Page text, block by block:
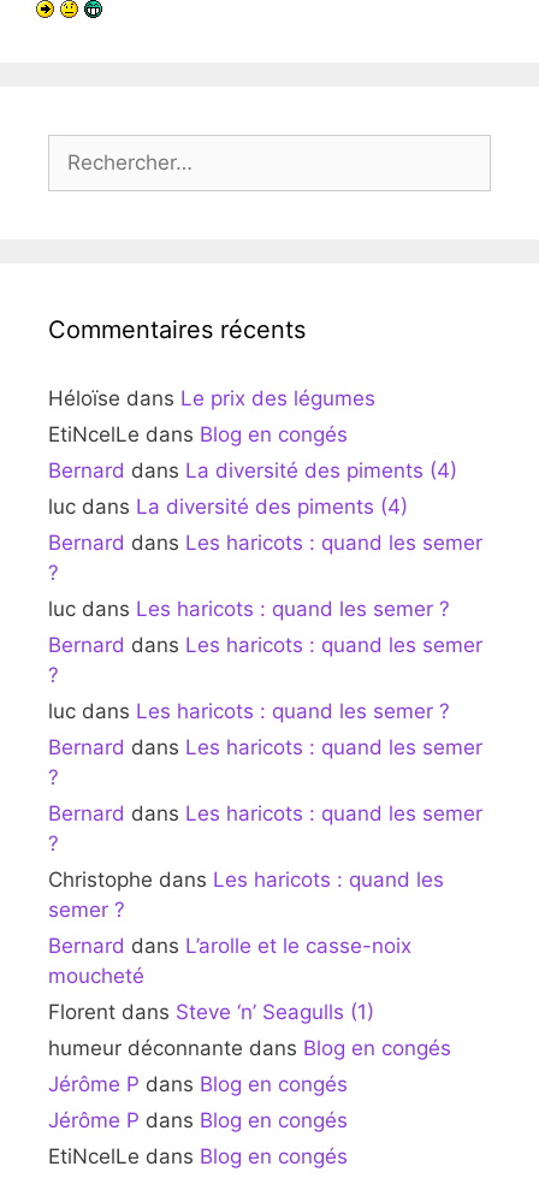
Commentaires récents
Héloïse dans Le prix des légumes
EtiNcelLe dans Blog en congés
Bernard dans La diversité des piments (4)
luc dans La diversité des piments (4)
Bernard dans Les haricots : quand les semer
?
luc dans Les haricots : quand les semer ?
Bernard dans Les haricots : quand les semer
?
luc dans Les haricots : quand les semer ?
Bernard dans Les haricots : quand les semer
?
Bernard dans Les haricots : quand les semer
?
Christophe dans Les haricots : quand les
semer ?
Bernard dans L’arolle et le casse-noix
moucheté
Florent dans Steve ‘n’ Seagulls (1)
humeur déconnante dans Blog en congés
Jérôme P dans Blog en congés
Jérôme P dans Blog en congés
EtiNcelLe dans Blog en congés